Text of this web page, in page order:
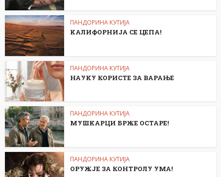
ПАНДОРИНА КУТИЈА
KАЛИФОРНИЈА СЕ ЦЕПА!
ПАНДОРИНА КУТИЈА
НАУKУ КОРИСТЕ ЗА ВАРАЊЕ
ПАНДОРИНА КУТИЈА
МУШKАРЦИ БРЖЕ ОСТАРЕ!
ПАНДОРИНА КУТИЈА
ОРУЖЈЕ ЗА КОНТРОЛУ УМА!